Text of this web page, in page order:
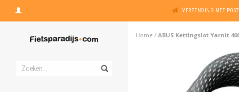
VERZENDING MET
Home / ABUS Kettingslot Yarnit